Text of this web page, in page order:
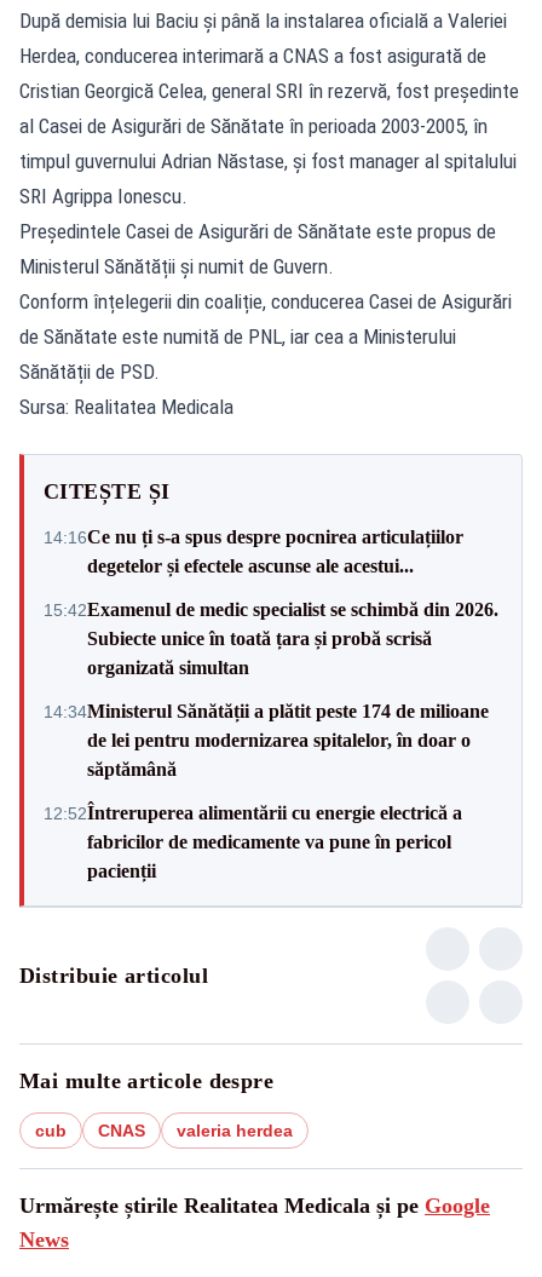
După demisia lui Baciu și până la instalarea oficială a Valeriei
Herdea, conducerea interimară a CNAS a fost asigurată de
Cristian Georgică Celea, general SRI în rezervă, fost președinte
al Casei de Asigurări de Sănătate în perioada 2003-2005, în
timpul guvernului Adrian Năstase, și fost manager al spitalului
SRI Agrippa Ionescu.
Președintele Casei de Asigurări de Sănătate este propus de
Ministerul Sănătății și numit de Guvern.
Conform înțelegerii din coaliție, conducerea Casei de Asigurări
de Sănătate este numită de PNL, iar cea a Ministerului
Sănătății de PSD.
Sursa: Realitatea Medicala
CITEȘTE ȘI
14:16Ce nu ți s-a spus despre pocnirea articulațiilor
degetelor și efectele ascunse ale acestui...
15:42Examenul de medic specialist se schimbă din 2026.
Subiecte unice în toată țara și probă scrisă
organizată simultan
14:34Ministerul Sănătății a plătit peste 174 de milioane
de lei pentru modernizarea spitalelor, în doar o
săptămână
12:52Întreruperea alimentării cu energie electrică a
fabricilor de medicamente va pune în pericol
pacienții
Distribuie articolul
Mai multe articole despre
cub CNAS valeria herdea
Urmărește știrile Realitatea Medicala și pe Google
News